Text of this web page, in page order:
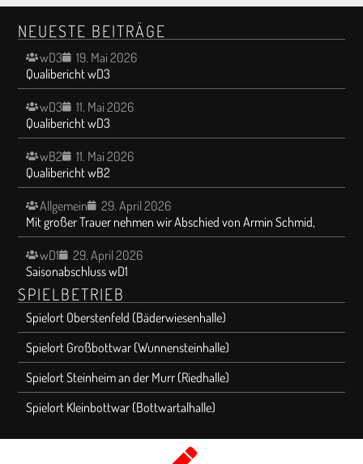
NEUESTE BEITRÄGE
wD3
19. Mai 2026
Qualibericht wD3
wD3
11. Mai 2026
Qualibericht wD3
wB2
11. Mai 2026
Qualibericht wB2
Allgemein
29. April 2026
Mit großer Trauer nehmen wir Abschied von Armin Schmid,
wD1
29. April 2026
Saisonabschluss wD1
SPIELBETRIEB
Spielort Oberstenfeld (Bäderwiesenhalle)
Spielort Großbottwar (Wunnensteinhalle)
Spielort Steinheim an der Murr (Riedhalle)
Spielort Kleinbottwar (Bottwartalhalle)